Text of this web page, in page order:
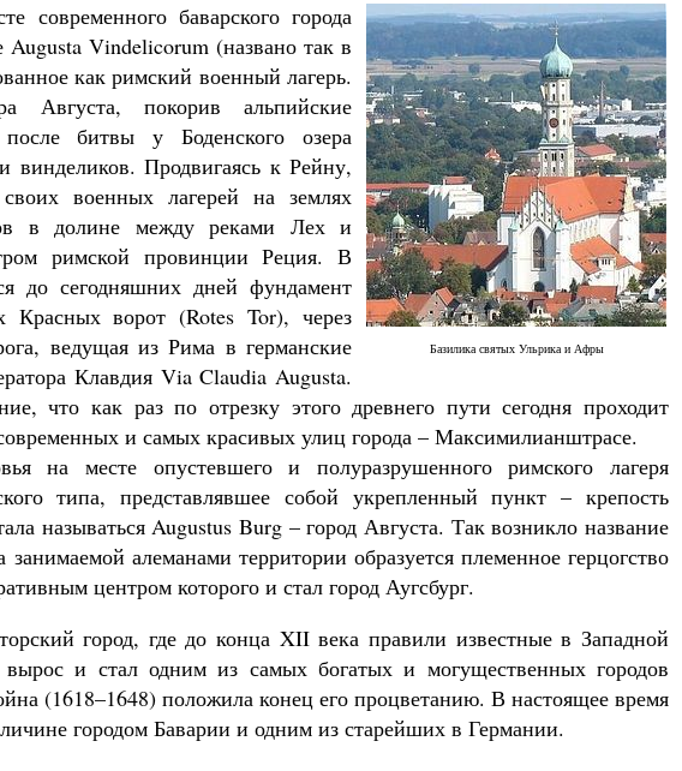
Базилика святых Ульрика и Афры
баварского города
Augusta Vindelicorum (названо так в
как римский военный лагерь.
Августа, покорив альпийские
битвы у Боденского озера
винделиков. Продвигаясь к Рейну,
военных лагерей на землях
в долине между реками Лех и
римской провинции Реция. В
до сегодняшних дней фундамент
Красных ворот (Rotes Tor), через
ведущая из Рима в германские
Клавдия Via Claudia Augusta.
что как раз по отрезку этого древнего пути сегодня проходит
и самых красивых улиц города – Максимилианштрасе.
на месте опустевшего и полуразрушенного римского лагеря
типа, представлявшее собой укрепленный пункт – крепость
называться Augustus Burg – город Августа. Так возникло название
алеманами территории образуется племенное герцогство
центром которого и стал город Аугсбург.
город, где до конца XII века правили известные в Западной
вырос и стал одним из самых богатых и могущественных городов
(1618–1648) положила конец его процветанию. В настоящее время
городом Баварии и одним из старейших в Германии.
Как найти своё место в жизни
Кирилл Мурышев
Великомученик Георгий Победоносец. Научись у